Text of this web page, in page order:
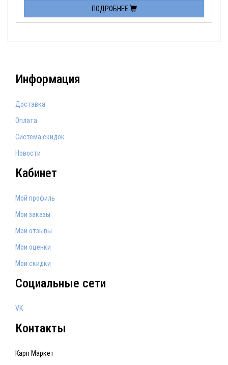
ПОДРОБНЕЕ
Информация
Доставка
Оплата
Система скидок
Новости
Кабинет
Мой профиль
Мои заказы
Мои отзывы
Мои оценки
Мои скидки
Социальные сети
VK
Контакты
Карп Маркет